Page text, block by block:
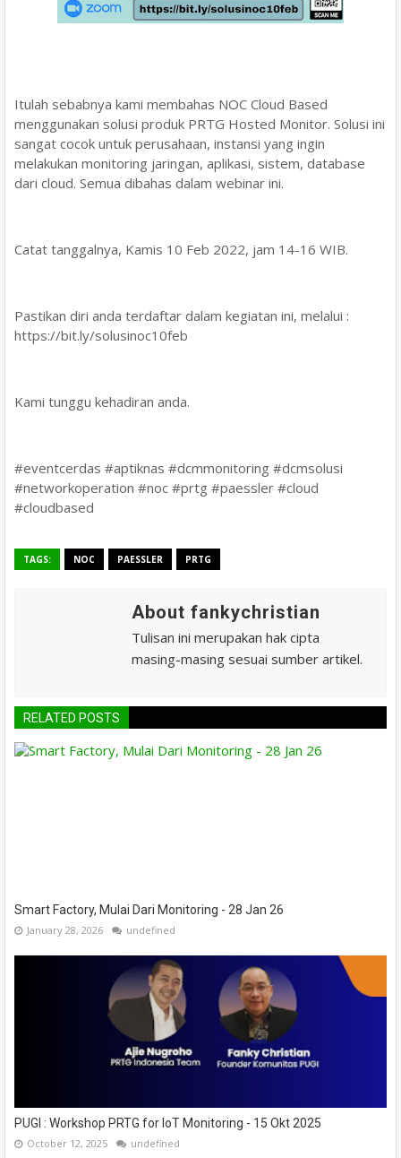
Itulah sebabnya kami membahas NOC Cloud Based
menggunakan solusi produk PRTG Hosted Monitor. Solusi ini
sangat cocok untuk perusahaan, instansi yang ingin
melakukan monitoring jaringan, aplikasi, sistem, database
dari cloud. Semua dibahas dalam webinar ini.
Catat tanggalnya, Kamis 10 Feb 2022, jam 14-16 WIB.
Pastikan diri anda terdaftar dalam kegiatan ini, melalui :
https://bit.ly/solusinoc10feb
Kami tunggu kehadiran anda.
#eventcerdas #aptiknas #dcmmonitoring #dcmsolusi
#networkoperation #noc #prtg #paessler #cloud
#cloudbased
TAGS: NOC PAESSLER PRTG
About fankychristian
Tulisan ini merupakan hak cipta
masing-masing sesuai sumber artikel.
RELATED POSTS
Smart Factory, Mulai Dari Monitoring - 28 Jan 26
January 28, 2026 undefined
PUGI : Workshop PRTG for IoT Monitoring - 15 Okt 2025
October 12, 2025 undefined